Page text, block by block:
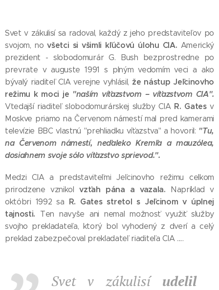
Svet v zákulisí sa radoval, každý z jeho predstaviteľov po
svojom, novšetci si všimli kľúčovú úlohu CIA. Americký
prezident - slobodomurár G. Bush bezprostredne po
prevrate v auguste 1991 s plným vedomím veci a ako
bývalý riaditeľ CIA verejne vyhlásil, že nástup Jeľcinovho
režimu k moci je "naším víťazstvom – víťazstvom CIA".
Vtedajší riaditeľ slobodomurárskej služby CIAR. Gatesv
Moskve priamo na Červenom námestí mal pred kamerami
televízie BBC vlastnú "prehliadku víťazstva" a hovoril: "Tu,
na Červenom námestí, neďaleko Kremľa a mauzólea,
dosiahnem svoje sólo víťazstvo sprievod.".
Medzi CIA a predstaviteľmi Jeľcinovho režimu celkom
prirodzene vznikolvzťah pána a vazala.
Napríklad v
októbri 1992 sa R. Gates stretol s Jeľcinom v úplnej
tajnosti. Ten navyše ani nemal možnosť využiť služby
svojho prekladateľa, ktorý bol vyhodený z dverí a celý
preklad zabezpečoval prekladateľ riaditeľa CIA .....
Svet v zákulisí udelil